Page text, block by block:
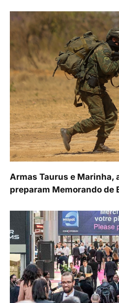
Armas Taurus e Marinha,
preparam Memorando de